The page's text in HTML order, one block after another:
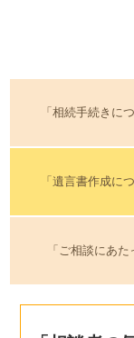
「相続手続きに
「遺言書作成に
「ご相談にあた